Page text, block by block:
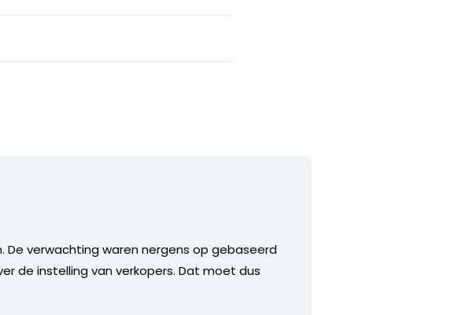
verwachting waren nergens op gebaseerd
de instelling van verkopers. Dat moet dus